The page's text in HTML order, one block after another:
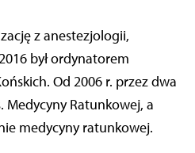
z anestezjologii,
był ordynatorem
Od 2006 r. przez dwa
Medycyny Ratunkowej, a
medycyny ratunkowej.